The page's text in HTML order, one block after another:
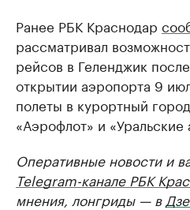
Ранее РБК Краснодар
рассматривал
рейсов в Геленджик после
открытии аэропорта 9
полеты в курортный город
«Аэрофлот» и «Уральские
Оперативные новости и
Telegram-канале РБК
мнения, лонгриды — в